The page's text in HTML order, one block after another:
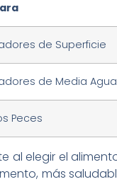
de Superficie
de Media Agua
Peces
al elegir el
más